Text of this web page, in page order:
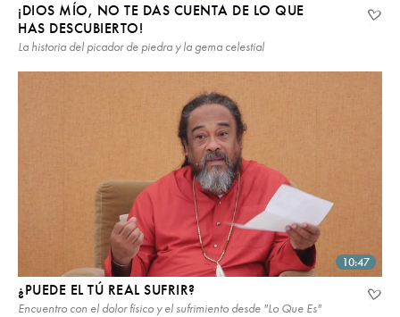
¡DIOS MÍO, NO TE DAS CUENTA DE LO QUE
HAS DESCUBIERTO!
La historia del picador de piedra y la gema celestial
10:47
¿PUEDE EL TÚ REAL SUFRIR?
Encuentro con el dolor físico y el sufrimiento desde "Lo Que Es"